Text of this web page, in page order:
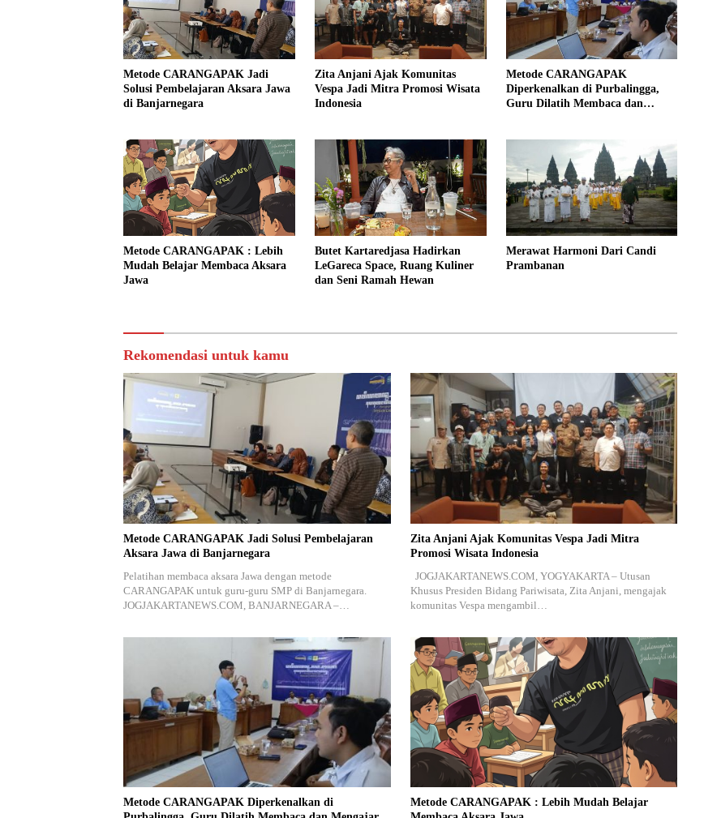
Metode CARANGAPAK Jadi
Solusi Pembelajaran Aksara Jawa
di Banjarnegara
Zita Anjani Ajak Komunitas
Vespa Jadi Mitra Promosi Wisata
Indonesia
Metode CARANGAPAK
Diperkenalkan di Purbalingga,
Guru Dilatih Membaca dan
Metode CARANGAPAK : Lebih
Mudah Belajar Membaca Aksara
Jawa
Butet Kartaredjasa Hadirkan
LeGareca Space, Ruang Kuliner
dan Seni Ramah Hewan
Merawat Harmoni Dari Candi
Prambanan
Rekomendasi untuk kamu
Metode CARANGAPAK Jadi Solusi Pembelajaran
Aksara Jawa di Banjarnegara
Pelatihan membaca aksara Jawa dengan metode
CARANGAPAK untuk guru-guru SMP di Banjarnegara.
JOGJAKARTANEWS.COM, BANJARNEGARA –…
Zita Anjani Ajak Komunitas Vespa Jadi Mitra
Promosi Wisata Indonesia
JOGJAKARTANEWS.COM, YOGYAKARTA – Utusan
Khusus Presiden Bidang Pariwisata, Zita Anjani, mengajak
komunitas Vespa mengambil…
Metode CARANGAPAK Diperkenalkan di
Metode CARANGAPAK : Lebih Mudah Belajar